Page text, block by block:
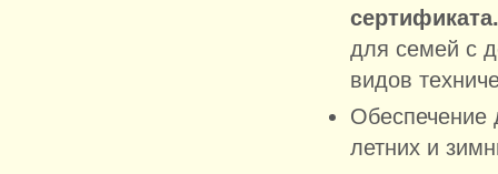
для семей с
видов
Обеспечение
летних и